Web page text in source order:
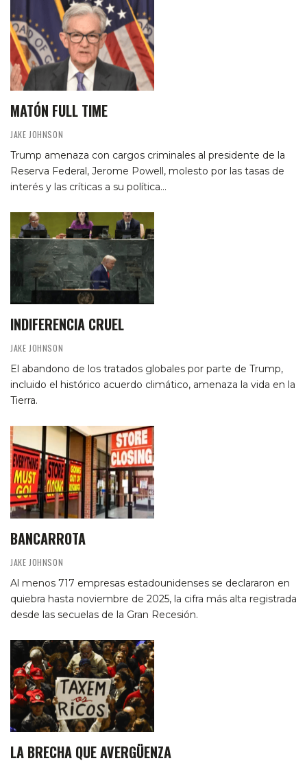
MATÓN FULL TIME
JAKE JOHNSON
Trump amenaza con cargos criminales al presidente de la
Reserva Federal, Jerome Powell, molesto por las tasas de
interés y las críticas a su política…
INDIFERENCIA CRUEL
JAKE JOHNSON
El abandono de los tratados globales por parte de Trump,
incluido el histórico acuerdo climático, amenaza la vida en la
Tierra.
BANCARROTA
JAKE JOHNSON
Al menos 717 empresas estadounidenses se declararon en
quiebra hasta noviembre de 2025, la cifra más alta registrada
desde las secuelas de la Gran Recesión.
LA BRECHA QUE AVERGÜENZA